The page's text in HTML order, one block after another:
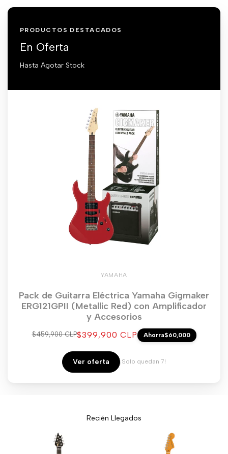
PRODUCTOS DESTACADOS
En Oferta
Hasta Agotar Stock
YAMAHA
Pack de Guitarra Eléctrica Yamaha Gigmaker
ERG121GPII (Metallic Red) con Amplificador
y Accesorios
Precio
$459,900 CLPPrecio
venta
$399,900 CLP Ahorra$60,000
Ver oferta ¡Solo quedan 7!
Recién Llegados